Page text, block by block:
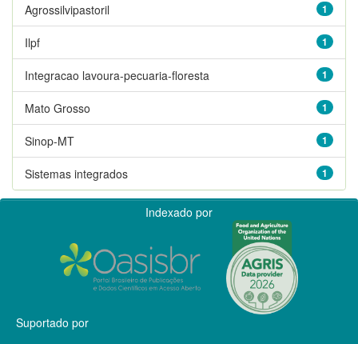
1
Agrossilvipastoril
1
Ilpf
1
Integracao lavoura-pecuaria-floresta
1
Mato Grosso
1
Sinop-MT
1
Sistemas integrados
Indexado por
Suportado por